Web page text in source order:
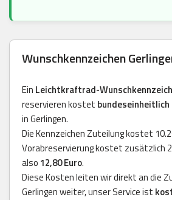
Wunschkennzeichen
Ein Leichtkraftrad-
reservieren kostet bundeseinheitlich
in Gerlingen.
Die Kennzeichen Zuteilung kostet
Vorabreservierung kostet zusätzlich
also 12,80 Euro.
Diese Kosten leiten wir direkt an die
Gerlingen weiter, unser Service ist